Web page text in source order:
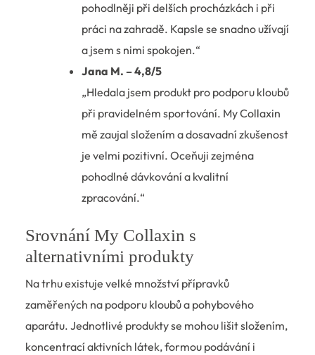
pohodlněji při delších procházkách i při
práci na zahradě. Kapsle se snadno užívají
a jsem s nimi spokojen.“
Jana M. – 4,8/5
„Hledala jsem produkt pro podporu kloubů
při pravidelném sportování. My Collaxin
mě zaujal složením a dosavadní zkušenost
je velmi pozitivní. Oceňuji zejména
pohodlné dávkování a kvalitní
zpracování.“
Srovnání My Collaxin s
alternativními produkty
Na trhu existuje velké množství přípravků
zaměřených na podporu kloubů a pohybového
aparátu. Jednotlivé produkty se mohou lišit složením,
koncentrací aktivních látek, formou podávání i